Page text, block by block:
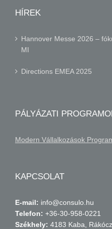
HÍREK
Hannover Messe 2026 –
MI
Directions EMEA 2025
PÁLYÁZATI
Modern Vállalkozások
KAPCSOLAT
E-mail: info@consulo.hu
Telefon: +36-30-958-0221
Székhely: 4183 Kaba,